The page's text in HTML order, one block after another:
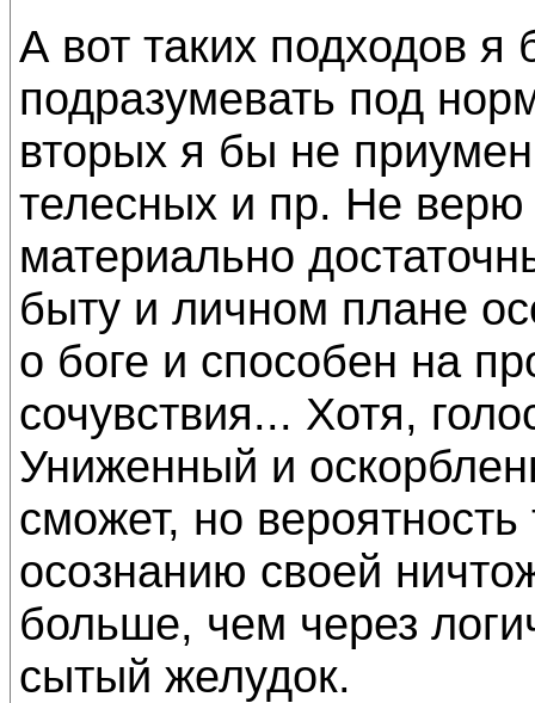
А вот таких подходов
подразумевать под
вторых я бы не
телесных и пр. Не
материально
быту и личном плане
о боге и способен на
сочувствия... Хотя,
Униженный и
сможет, но вероятность
осознанию своей
больше, чем через
сытый желудок.